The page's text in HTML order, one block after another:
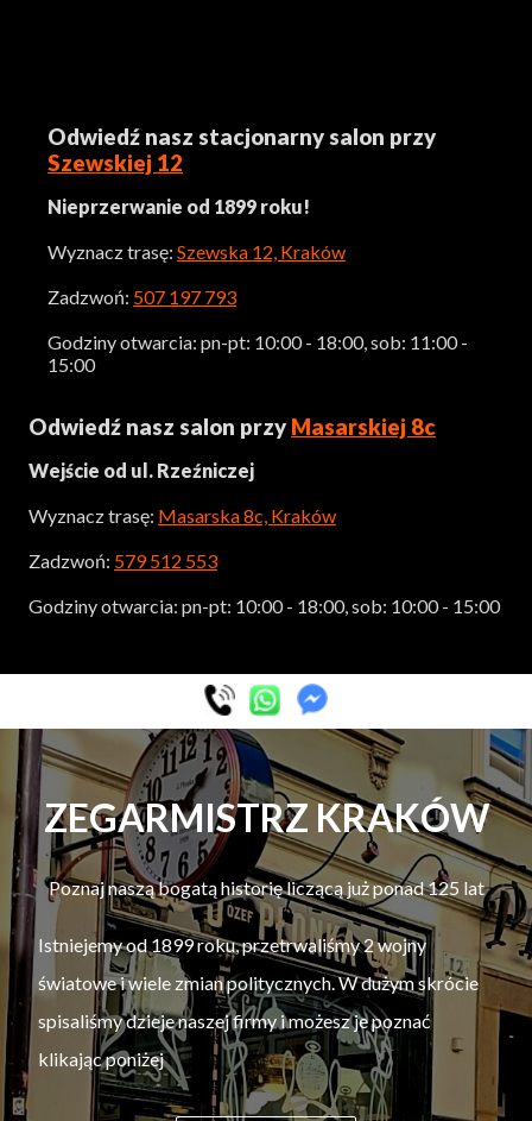
Odwiedź nasz stacjonarny salon przy
Szewskiej 12
Nieprzerwanie od 1899 roku!
Wyznacz trasę: Szewska 12, Kraków
Zadzwoń: 507 197 793
Godziny otwarcia: pn-pt: 10:00 - 18:00, sob: 11:00 -
15:00
Odwiedź nasz salon przy Masarskiej 8c
Wejście od ul. Rzeźniczej
Wyznacz trasę: Masarska 8c, Kraków
Zadzwoń: 579 512 553
Godziny otwarcia: pn-pt: 10:00 - 18:00, sob: 10:00 - 15:00
ZEGARMISTRZ KRAKÓW
Poznaj naszą bogatą historię liczącą już ponad 125 lat
Istniejemy od 1899 roku, przetrwaliśmy 2 wojny
światowe i wiele zmian politycznych. W dużym skrócie
spisaliśmy dzieje naszej firmy i możesz je poznać
klikając poniżej